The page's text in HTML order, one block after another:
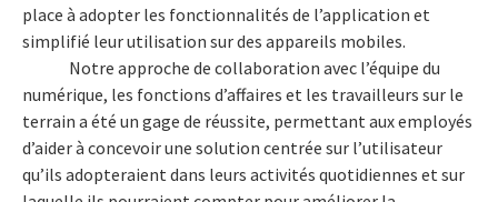
place à adopter les fonctionnalités de l’application et
simplifié leur utilisation sur des appareils mobiles.
Notre approche de collaboration avec l’équipe du
numérique, les fonctions d’affaires et les travailleurs sur le
terrain a été un gage de réussite, permettant aux employés
d’aider à concevoir une solution centrée sur l’utilisateur
qu’ils adopteraient dans leurs activités quotidiennes et sur